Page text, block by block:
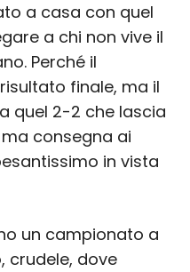
a casa con quel
a chi non vive il
Perché il
finale, ma il
quel 2-2 che lascia
consegna ai
in vista
un campionato a
crudele, dove